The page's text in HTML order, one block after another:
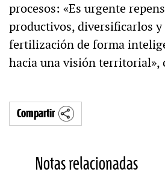
procesos: «Es urgente
productivos, diversificarlos
fertilización de forma
hacia una visión territorial»,
Compartir
Notas relacionadas